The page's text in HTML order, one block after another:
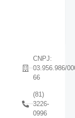
CNPJ:
03.956.986/
66
(81)
3226-
0996